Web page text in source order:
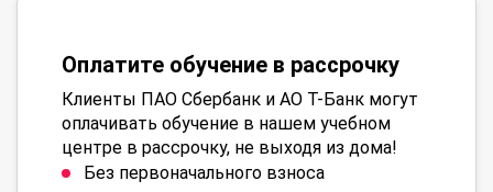
Оплатите обучение в рассрочку
Клиенты ПАО Сбербанк и АО Т-Банк могут
оплачивать обучение в нашем учебном
центре в рассрочку, не выходя из дома!
Без первоначального взноса